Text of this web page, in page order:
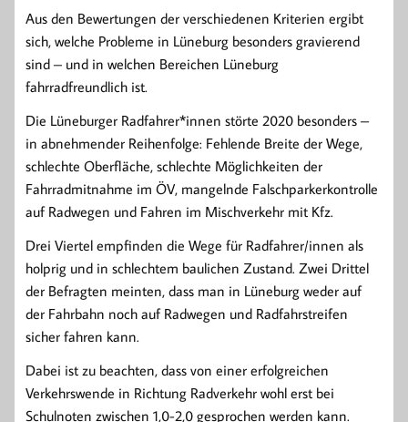
Aus den Bewertungen der verschiedenen Kriterien ergibt
sich, welche Probleme in Lüneburg besonders gravierend
sind – und in welchen Bereichen Lüneburg
fahrradfreundlich ist.
Die Lüneburger Radfahrer*innen störte 2020 besonders –
in abnehmender Reihenfolge: Fehlende Breite der Wege,
schlechte Oberfläche, schlechte Möglichkeiten der
Fahrradmitnahme im ÖV, mangelnde Falschparkerkontrolle
auf Radwegen und Fahren im Mischverkehr mit Kfz.
Drei Viertel empfinden die Wege für Radfahrer/innen als
holprig und in schlechtem baulichen Zustand. Zwei Drittel
der Befragten meinten, dass man in Lüneburg weder auf
der Fahrbahn noch auf Radwegen und Radfahrstreifen
sicher fahren kann.
Dabei ist zu beachten, dass von einer erfolgreichen
Verkehrswende in Richtung Radverkehr wohl erst bei
Schulnoten zwischen 1,0-2,0 gesprochen werden kann.